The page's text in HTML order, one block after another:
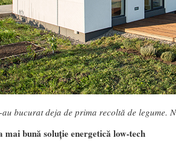
bucurat deja de prima recoltă de legume.
bună soluție energetică low-tech